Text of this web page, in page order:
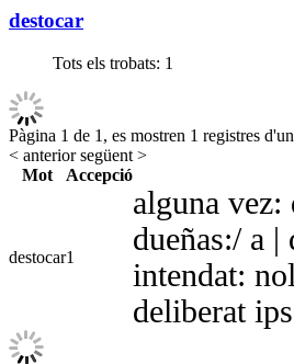
destocar
Tots els trobats: 1
Pàgina 1 de 1, es mostren 1 registres
< anteriorsegüent >
Mot
Accepció
destocar1
alguna vez:
dueñas:/ a
intendat:
deliberat